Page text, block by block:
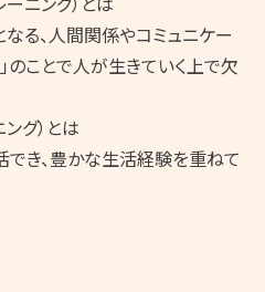
る、人間関係やコミュニケー
のことで人が生きていく上で欠
グ）とは
き、豊かな生活経験を重ねて